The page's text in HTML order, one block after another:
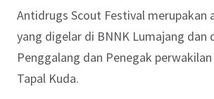
Antidrugs Scout Festival merupakan
yang digelar di BNNK Lumajang dan
Penggalang dan Penegak
Tapal Kuda.